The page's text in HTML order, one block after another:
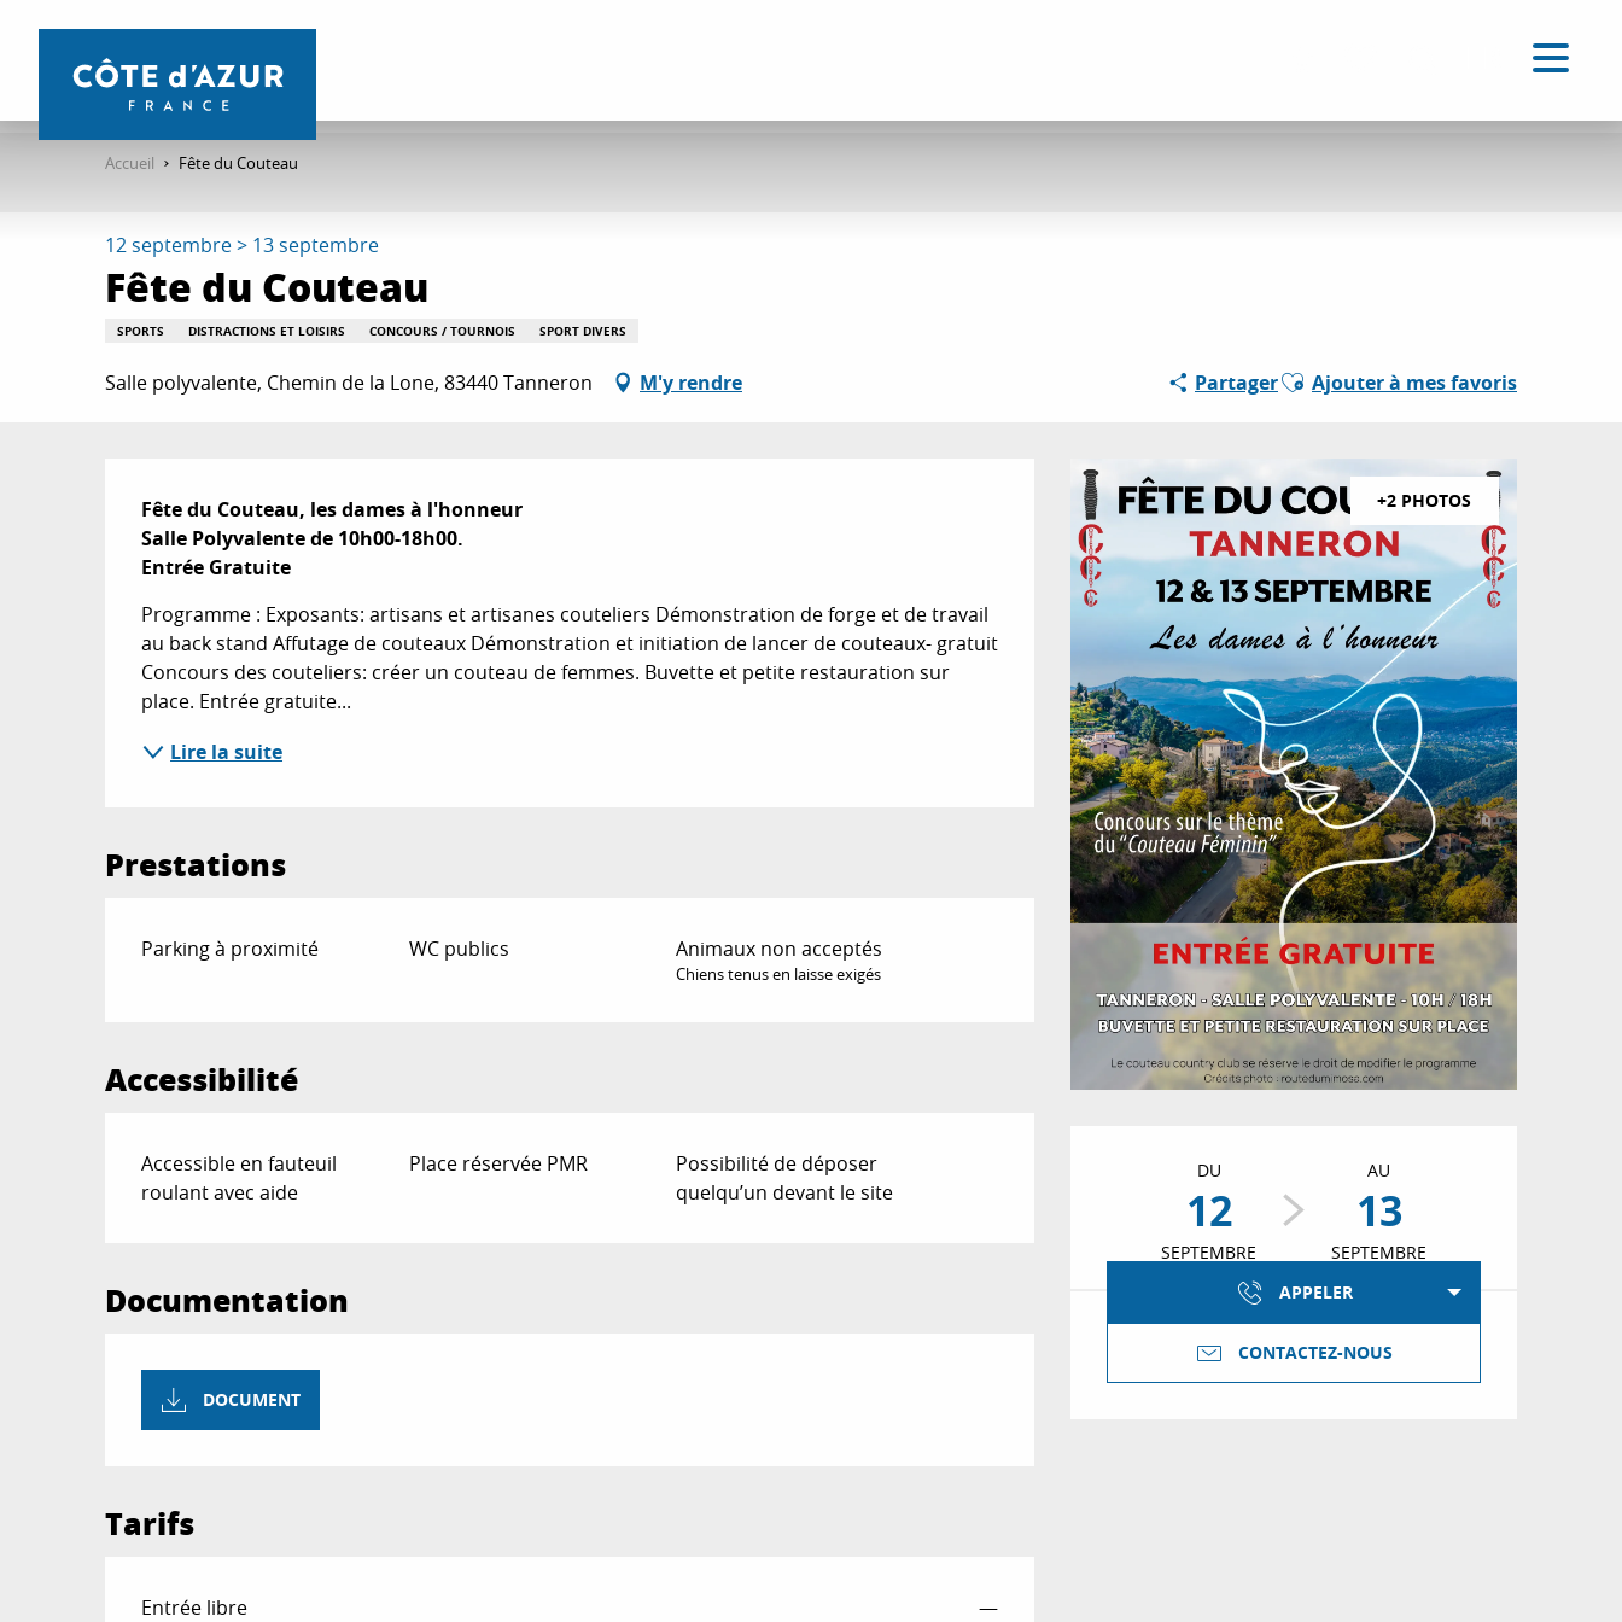
contenu
Accueil Fête du Couteau
12 septembre > 13 septembre
Fête du Couteau
SPORTS DISTRACTIONS ET LOISIRS CONCOURS / TOURNOIS SPORT DIVERS
Salle polyvalente, Chemin de la Lone, 83440 Tanneron M'y rendre PartagerAjouter aux favoris
Ajouter à mes favoris
+2 PHOTOS
Ouverture et
DU
12
SEPTEMBRE
AU
13
SEPTEMBRE
APPELER
CONTACTEZ-NOUS
Description
Fête du Couteau, les dames à l'honneur
Salle Polyvalente de 10h00-18h00.
Entrée Gratuite
Programme : Exposants: artisans et artisanes couteliers Démonstration de forge et de travail
au back stand Affutage de couteaux Démonstration et initiation de lancer de couteaux- gratuit
Concours des couteliers: créer un couteau de femmes. Buvette et petite restauration sur
place. Entrée gratuite...
Lire la suite
Prestations
Parking à proximité WC publics Animaux non acceptés
Chiens tenus en laisse exigés
Accessibilité
Accessible en fauteuil
roulant avec aide
Place réservée PMR
Possibilité de déposer
quelqu’un devant le site
Documentation
DOCUMENT
Tarifs
Entrée libre —